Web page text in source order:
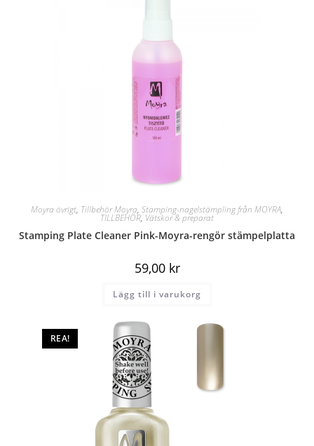
Moyra övrigt, Tillbehör Moyra, Stamping-nagelstämpling från MOYRA,
TILLBEHÖR, Vätskor & preparat
Stamping Plate Cleaner Pink-Moyra-rengör stämpelplatta
59,00 kr
Lägg till i varukorg
REA!